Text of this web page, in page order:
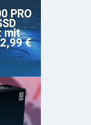
PRO
mit
€